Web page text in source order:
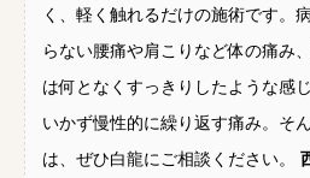
く、軽く触れるだけの施術です。
らない腰痛や肩こりなど体の痛み
は何となくすっきりしたような感
いかず慢性的に繰り返す痛み。そ
は、ぜひ白龍にご相談ください。